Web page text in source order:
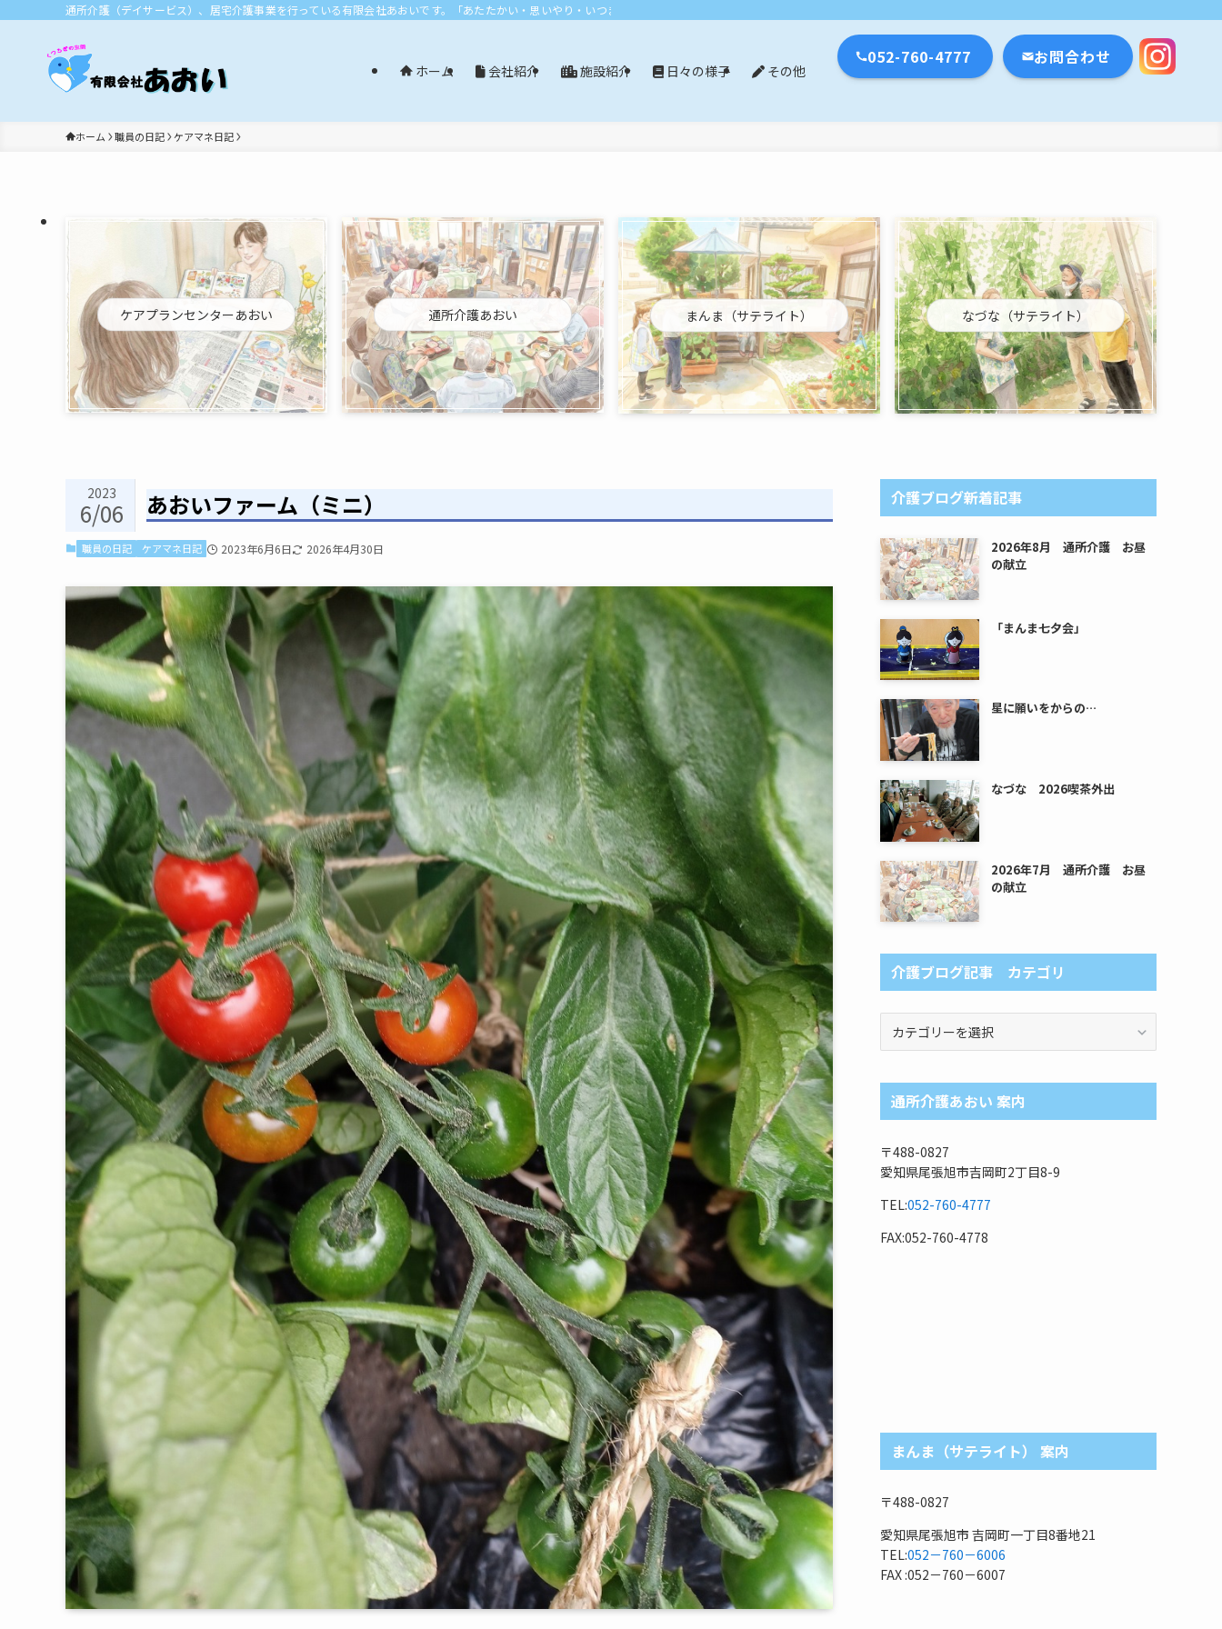
通所介護（デイサービス）、居宅介護事業を行っている有限会社あおいです。「あたたかい・思いやり・いつまでも」エリア：尾張旭市・長久手市・瀬戸市・名古屋市
ホーム 会社紹介 施設紹介 日々の様子 その他
052-760-4777 お問合わせ
ホーム 職員の日記 ケアマネ日記
ケアプランセンターあおい 通所介護あおい まんま（サテライト） なづな（サテライト）
あおいファーム（ミニ）
2023
6/06
職員の日記 ケアマネ日記 2023年6月6日 2026年4月30日
介護ブログ新着記事
2026年8月 通所介護 お昼
の献立
「まんま七夕会」
星に願いをからの…
なづな 2026喫茶外出
2026年7月 通所介護 お昼
の献立
介護ブログ記事 カテゴリ
ロ
グ
記
カ
テ
ゴ
通所介護あおい 案内
〒488-0827
愛知県尾張旭市吉岡町2丁目8-9
TEL:052-760-4777
FAX:052-760-4778
まんま（サテライト） 案内
〒488-0827
愛知県尾張旭市 吉岡町一丁目8番地21
TEL:052－760－6006
FAX :052－760－6007